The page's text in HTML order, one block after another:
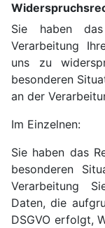
Sie haben
Verarbeitung
uns zu
besonderen
an der
Im Einzelnen:
Sie haben das
besonderen
Verarbeitung
Daten, die
DSGVO erfolgt,